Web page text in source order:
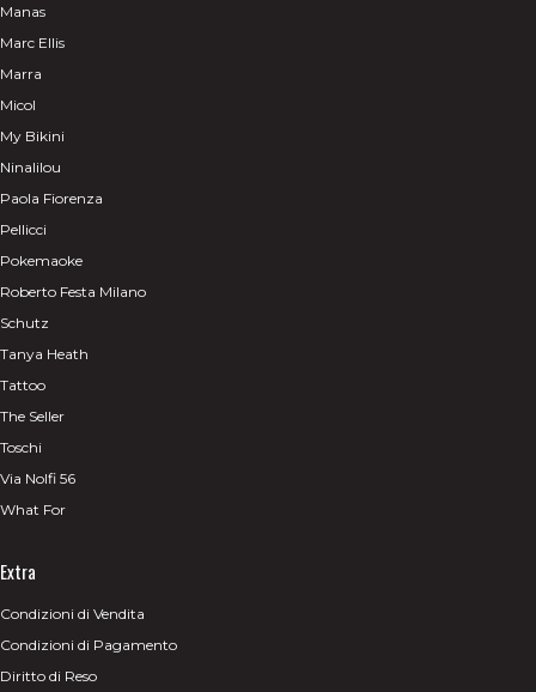
Manas
Marc Ellis
Marra
Micol
My Bikini
Ninalilou
Paola Fiorenza
Pellicci
Pokemaoke
Roberto Festa Milano
Schutz
Tanya Heath
Tattoo
The Seller
Toschi
Via Nolfi 56
What For
Extra
Condizioni di Vendita
Condizioni di Pagamento
Diritto di Reso